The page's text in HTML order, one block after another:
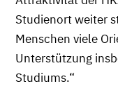
Studienort weiter
Menschen viele
Unterstützung
Studiums.“